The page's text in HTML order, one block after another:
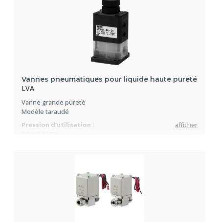
Vannes pneumatiques pour liquide haute pureté
LVA
Vanne grande pureté
Modèle taraudé
Pression d'utilisation :
afficher